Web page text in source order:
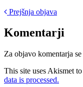
Post
navigation
Prejšnja objava
Komentarji
Za objavo komentarja
This site uses Akismet
data is processed.